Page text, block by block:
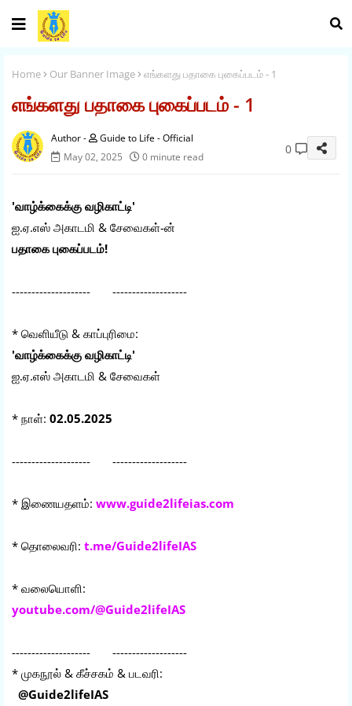
Home Our Banner Image எங்களது பதாகை புகைப்படம் - 1
எங்களது பதாகை புகைப்படம் - 1
Guide to Life - Official
May 02, 2025
0 minute read
0
'வாழ்க்கைக்கு வழிகாட்டி'
ஐ.ஏ.எஸ் அகாடமி & சேவைகள்-ன்
பதாகை புகைப்படம்!
-------------------- -------------------
* வெளியீடு & காப்புரிமை:
'வாழ்க்கைக்கு வழிகாட்டி'
ஐ.ஏ.எஸ் அகாடமி & சேவைகள்
* நாள்: 02.05.2025
-------------------- -------------------
* இணையதளம்: www.guide2lifeias.com
* தொலைவரி: t.me/Guide2lifeIAS
* வலையொளி:
youtube.com/@Guide2lifeIAS
-------------------- -------------------
* முகநூல் & கீச்சகம் & படவரி:
@Guide2lifeIAS